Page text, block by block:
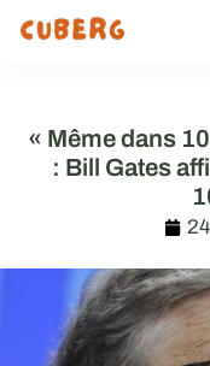
« Même dans
: Bill Gates